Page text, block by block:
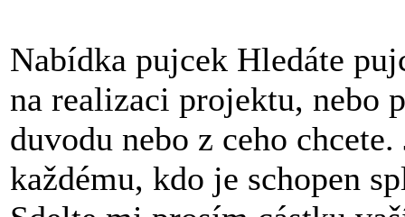
Nabídka pujcek Hledáte
na realizaci projektu, nebo
duvodu nebo z ceho
každému, kdo je schopen